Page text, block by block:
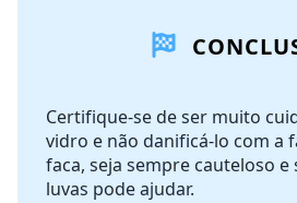
Cancelar
Certifique-se de ser muito
vidro e não danificá-lo com a
faca, seja sempre cauteloso
luvas pode ajudar.